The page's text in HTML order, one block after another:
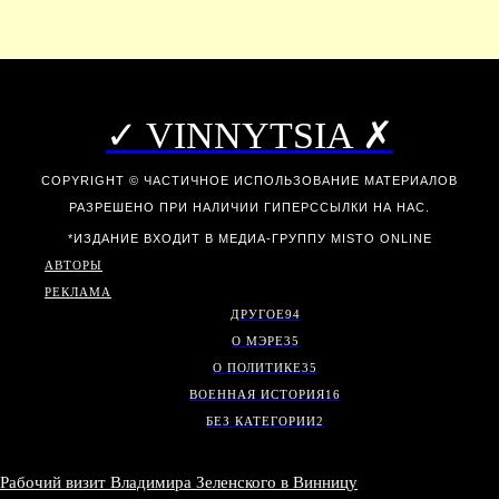
✓ VINNYTSIA ✗
COPYRIGHT © ЧАСТИЧНОЕ ИСПОЛЬЗОВАНИЕ МАТЕРИАЛОВ
РАЗРЕШЕНО ПРИ НАЛИЧИИ ГИПЕРССЫЛКИ НА НАС.
*ИЗДАНИЕ ВХОДИТ В МЕДИА-ГРУППУ MISTO ONLINE
АВТОРЫ
РЕКЛАМА
ДРУГОЕ94
О МЭРЕ35
О ПОЛИТИКЕ35
ВОЕННАЯ ИСТОРИЯ16
БЕЗ КАТЕГОРИИ2
Рабочий визит Владимира Зеленского в Винницу